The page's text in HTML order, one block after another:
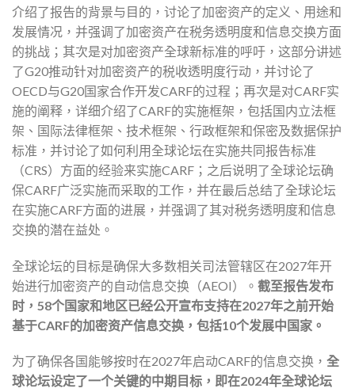
介绍了报告的背景与目的，讨论了加密资产的定义、用途和
发展情况，并强调了加密资产在税务透明度和信息交换方面
的挑战；其次是对加密资产全球新标准的呼吁，这部分讲述
了G20推动针对加密资产的税收透明度行动，并讨论了
OECD与G20国家合作开发CARF的过程；再次是对CARF实
施的阐释，详细介绍了CARF的实施框架，包括国内立法框
架、国际法律框架、技术框架、行政框架和保密及数据保护
标准，并讨论了如何利用全球论坛在实施共同报告标准
（CRS）方面的经验来实施CARF；之后说明了全球论坛确
保CARF广泛实施而采取的工作，并在最后总结了全球论坛
在实施CARF方面的进展，并强调了其对税务透明度和信息
交换的潜在益处。
全球论坛的目标是确保大多数相关司法管辖区在2027年开
始进行加密资产的自动信息交换（AEOI）。 截至报告发布
时，58个国家和地区已经公开宣布支持在2027年之前开始
基于CARF的加密资产信息交换，包括10个发展中国家。
为了确保各国能够按时在2027年启动CARF的信息交换， 全
球论坛设定了一个关键的中期目标，即在2024年全球论坛